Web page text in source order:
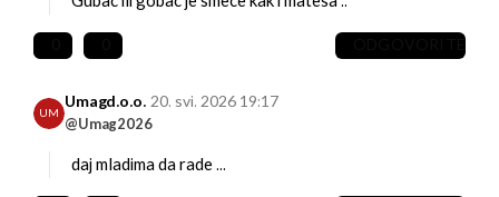
UM
Umagd.o.o.
@Umag2026
20. svi. 2026 19:17
daj mladima da rade ...